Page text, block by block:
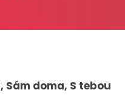
MS 2026
Sám doma, S tebou